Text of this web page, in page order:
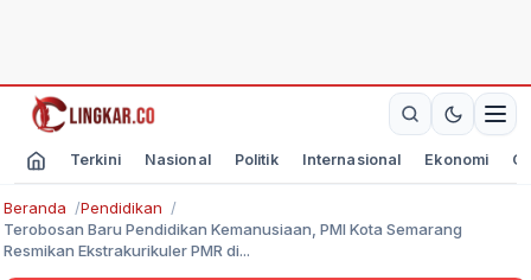
Terkini Nasional Politik Internasional Ekonomi
Beranda
Pendidikan
Terobosan Baru Pendidikan Kemanusiaan, PMI Kota Semarang
Resmikan Ekstrakurikuler PMR di...